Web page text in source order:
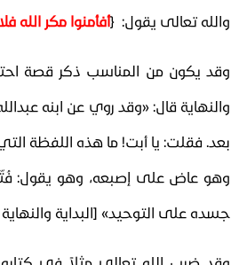
والله تعالى يقول: ﴿أفأمنوا مكر الله
وقد يكون من المناسب ذكر قصة
والنهاية قال: «وقد روي عن ابنه
بعد. فقلت: يا أبت! ما هذه اللفظة
وهو عاض على إصبعه، وهو يقول:
جسده على التوحيد» [البداية والنهاية (10/